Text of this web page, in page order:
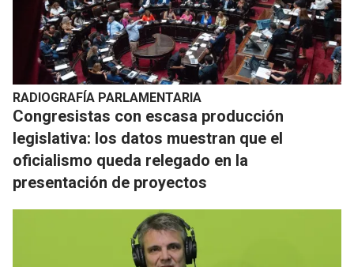
RADIOGRAFÍA PARLAMENTARIA
Congresistas con escasa producción
legislativa: los datos muestran que el
oficialismo queda relegado en la
presentación de proyectos